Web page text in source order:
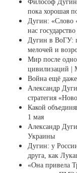
Философ Дугин
пока хорошая
Дугин: «Слово
нас
Дугин в ВоГУ:
мелочей и
Мир после
цивилизаций |
Война ещё даже
Александр
стратегия
Какой
1 мая
Александр
Украины
Дугин: у
друга, как
«Она привела